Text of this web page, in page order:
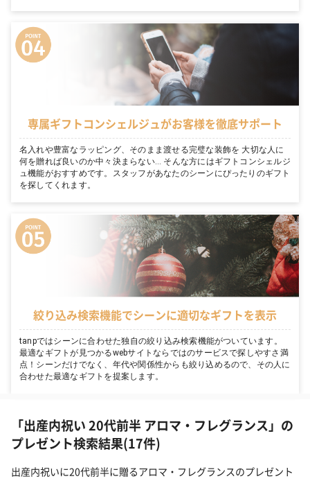
専属ギフトコンシェルジュがお客様を徹底サポート
名入れや豊富なラッピング、そのまま渡せる完璧な装飾を 大切な人に
何を贈れば良いのか中々決まらない… そんな方にはギフトコンシェルジ
ュ機能がおすすめです。スタッフがあなたのシーンにぴったりのギフト
を探してくれます。
絞り込み検索機能でシーンに適切なギフトを表示
tanpではシーンに合わせた独自の絞り込み検索機能がついています。
最適なギフトが見つかるwebサイトならではのサービスで探しやすさ満
点！シーンだけでなく、年代や関係性からも絞り込めるので、その人に
合わせた最適なギフトを提案します。
「出産内祝い 20代前半 アロマ・フレグランス」の
プレゼント検索結果(17件)
出産内祝いに20代前半に贈るアロマ・フレグランスのプレゼント